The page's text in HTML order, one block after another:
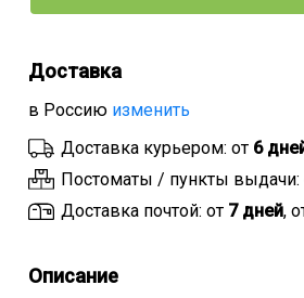
Доставка
в Россию изменить
Доставка курьером: от 6
Постоматы / пункты выдачи:
Доставка почтой: от 7 дней,
Описание